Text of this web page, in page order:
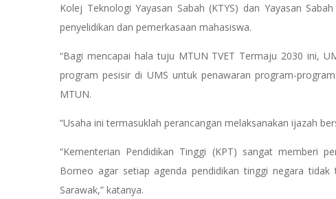
Kolej Teknologi Yayasan Sabah (KTYS) dan Yayasan
penyelidikan dan pemerkasaan mahasiswa.
“Bagi mencapai hala tuju MTUN TVET Termaju 2030 ini,
program pesisir di UMS untuk penawaran program-
MTUN.
“Usaha ini termasuklah perancangan melaksanakan ijazah
“Kementerian Pendidikan Tinggi (KPT) sangat memberi
Borneo agar setiap agenda pendidikan tinggi negara
Sarawak,” katanya.